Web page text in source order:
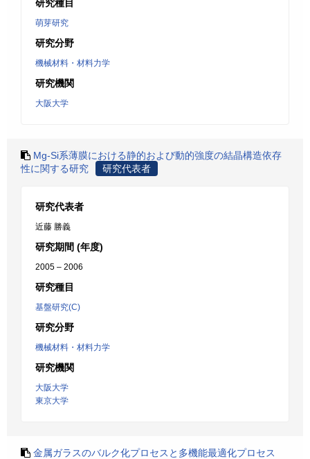
研究種目
萌芽研究
研究分野
機械材料・材料力学
研究機関
大阪大学
Mg-Si系薄膜における静的および動的強度の結晶構造依存
性に関する研究
研究代表者
研究代表者
近藤 勝義
研究期間 (年度)
2005 – 2006
研究種目
基盤研究(C)
研究分野
機械材料・材料力学
研究機関
大阪大学
東京大学
金属ガラスのバルク化プロセスと多機能最適化プロセス